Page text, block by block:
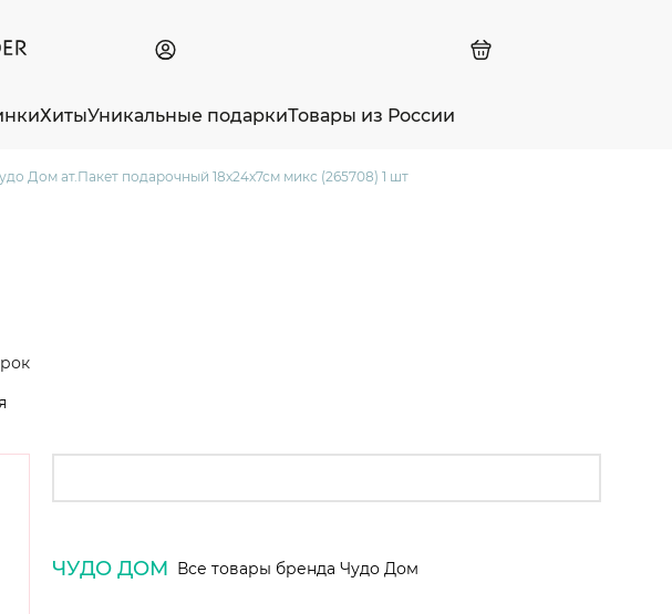
ХитыУникальные подаркиТовары из России
Дом ат.Пакет подарочный 18х24х7см микс (265708) 1 шт
ЧУДО ДОМ Все товары бренда Чудо Дом